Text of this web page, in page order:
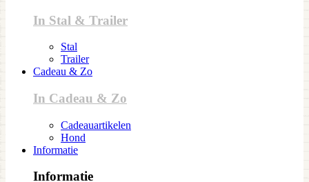
In Stal & Trailer
Stal
Trailer
Cadeau & Zo
In Cadeau & Zo
Cadeauartikelen
Hond
Informatie
Informatie